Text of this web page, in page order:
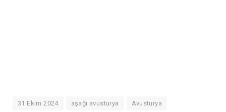
31 Ekim 2024 aşağı avusturya Avusturya